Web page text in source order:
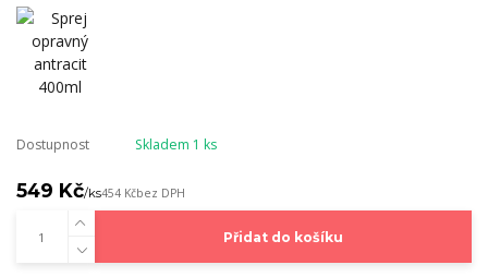
Dostupnost Skladem 1 ks
549 Kč/ks454 Kčbez DPH
Přidat do košíku